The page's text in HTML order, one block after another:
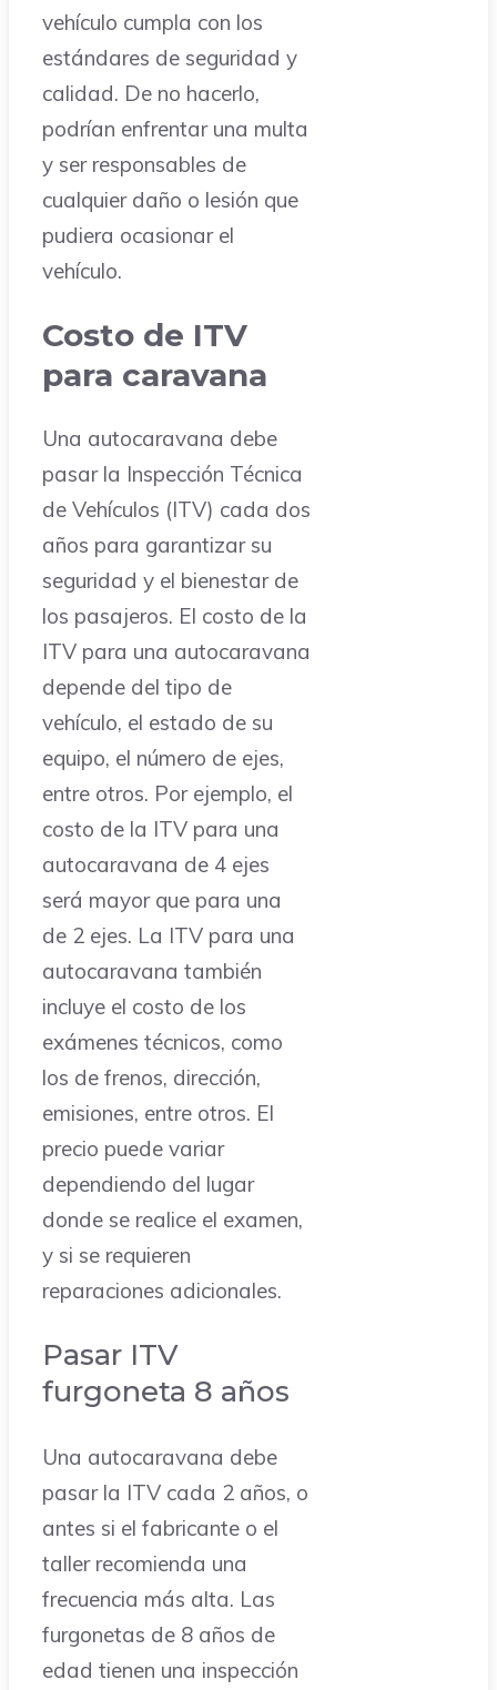
vehículo cumpla con los
estándares de seguridad y
calidad. De no hacerlo,
podrían enfrentar una multa
y ser responsables de
cualquier daño o lesión que
pudiera ocasionar el
vehículo.
Costo de ITV
para caravana
Una autocaravana debe
pasar la Inspección Técnica
de Vehículos (ITV) cada dos
años para garantizar su
seguridad y el bienestar de
los pasajeros. El costo de la
ITV para una autocaravana
depende del tipo de
vehículo, el estado de su
equipo, el número de ejes,
entre otros. Por ejemplo, el
costo de la ITV para una
autocaravana de 4 ejes
será mayor que para una
de 2 ejes. La ITV para una
autocaravana también
incluye el costo de los
exámenes técnicos, como
los de frenos, dirección,
emisiones, entre otros. El
precio puede variar
dependiendo del lugar
donde se realice el examen,
y si se requieren
reparaciones adicionales.
Pasar ITV
furgoneta 8 años
Una autocaravana debe
pasar la ITV cada 2 años, o
antes si el fabricante o el
taller recomienda una
frecuencia más alta. Las
furgonetas de 8 años de
edad tienen una inspección